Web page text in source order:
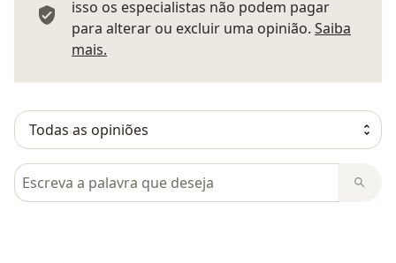
isso os especialistas não podem pagar
para alterar ou excluir uma opinião. Saiba
mais.
Pesquisar em opiniões